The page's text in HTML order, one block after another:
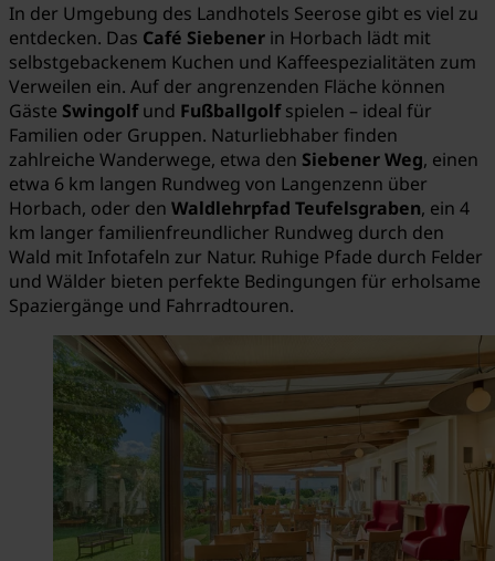
In der Umgebung des Landhotels Seerose gibt es viel zu
entdecken. Das Café Siebener in Horbach lädt mit
selbstgebackenem Kuchen und Kaffeespezialitäten zum
Verweilen ein. Auf der angrenzenden Fläche können
Gäste Swingolfund Fußballgolfspielen – ideal für
Familien oder Gruppen. Naturliebhaber finden
zahlreiche Wanderwege, etwa den Siebener Weg, einen
etwa 6 km langen Rundweg von Langenzenn über
Horbach, oder den Waldlehrpfad Teufelsgraben, ein 4
km langer familienfreundlicher Rundweg durch den
Wald mit Infotafeln zur Natur. Ruhige Pfade durch Felder
und Wälder bieten perfekte Bedingungen für erholsame
Spaziergänge und Fahrradtouren.